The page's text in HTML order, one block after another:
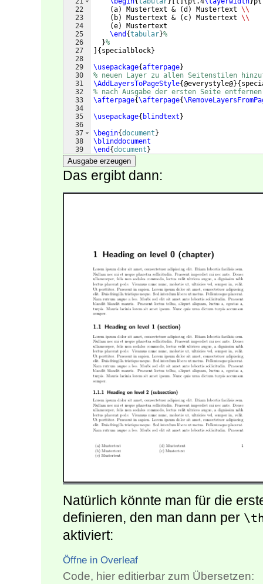
22
23
24
25
26
27
28
29
30
31
32
33
34
35
36
37
38
39
(a) Mustertext & (d ) Mustertext \\
( b) Mustertext & ( c) Mustertext \\
(e)
Mustertext
\end {tabular}%
}%
] {specialblock}
\usepackage{afterpage}
% neuen Layer zu allen Seitenstilen
\AddLayersToPageStyle{@everystyle@}{
% nach Ausgabe der ersten Seite
\afterpage{\afterpage{
\usepackage{ blindtext}
\begin{document}
\blinddocument
\end {document}
Ausgabe erzeugen
Das ergibt dann:
Natürlich könnte man für die
definieren, den man dann per
aktiviert:
Öffne in Overleaf
Code, hier editierbar zum Übersetzen: